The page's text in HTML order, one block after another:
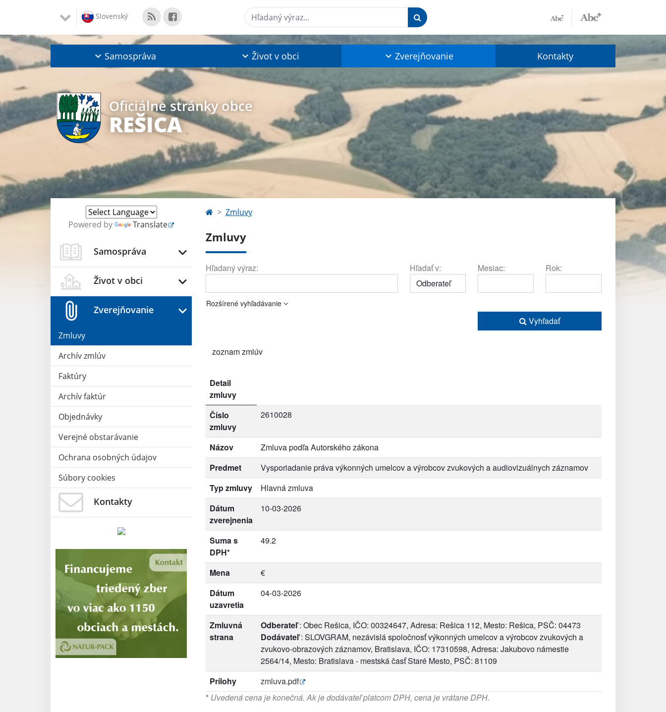
Slovenský Hľadaný výraz...
Samospráva Život v obci Zverejňovanie Kontakty
Oficiálne stránky obce
REŠICA
Powered by Translate
Samospráva
Život v obci
Zverejňovanie
Zmluvy
Archív zmlúv
Faktúry
Archív faktúr
Objednávky
Verejné obstarávanie
Ochrana osobných údajov
Súbory cookies
Kontakty
Zmluvy
Zmluvy
Hľadaný výraz: Hľadať v: Mesiac: Rok:
Rozšírené vyhľadávanie
Vyhľadať
zoznam zmlúv
Detail
zmluvy
Číslo
zmluvy
2610028
Názov
Zmluva podľa Autorského zákona
Predmet
Vysporiadanie práva výkonných umelcov a výrobcov zvukových a audiovizuálnych záznamov
Typ zmluvy
Hlavná zmluva
Dátum
zverejnenia
10-03-2026
Suma s
DPH*
49.2
Mena
€
Dátum
uzavretia
04-03-2026
Zmluvná
strana
Odberateľ: Obec Rešica, IČO: 00324647, Adresa: Rešica 112, Mesto: Rešica, PSČ: 04473
Dodávateľ: SLOVGRAM, nezávislá spoločnosť výkonných umelcov a výrobcov zvukových a
zvukovo-obrazových záznamov, Bratislava, IČO: 17310598, Adresa: Jakubovo námestie
2564/14, Mesto: Bratislava - mestská časť Staré Mesto, PSČ: 81109
Prílohy
zmluva.pdf
* Uvedená cena je konečná. Ak je dodávateľ platcom DPH, cena je vrátane DPH.